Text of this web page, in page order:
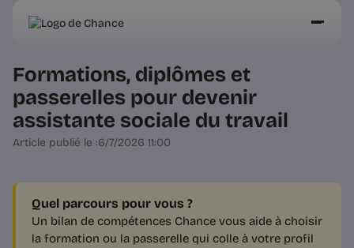
Formations, diplômes et
passerelles pour devenir
assistante sociale du travail
Article publié le :6/7/2026 11:00
Quel parcours pour vous ?
Un bilan de compétences Chance vous aide à choisir
la formation ou la passerelle qui colle à votre profil